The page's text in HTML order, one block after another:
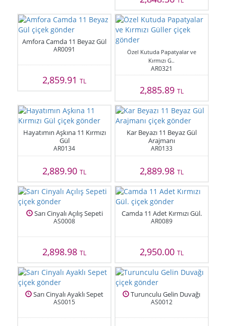
Amfora Camda 11 Beyaz Gül
AR0091
2,859.91TL
Özel Kutuda Papatyalar ve
Kırmızı G..
AR0321
2,885.89 TL
Hayatımın Aşkına 11 Kırmızı
Gül
AR0134
2,889.90TL
Kar Beyazı 11 Beyaz Gül
Arajmanı
AR0133
2,889.98 TL
Sarı Cinyalı Açılış Sepeti
AS0008
2,898.98TL
Camda 11 Adet Kırmızı Gül.
AR0089
2,950.00 TL
Sarı Cinyalı Ayaklı Sepet
AS0015
Turunculu Gelin Duvağı
AS0012